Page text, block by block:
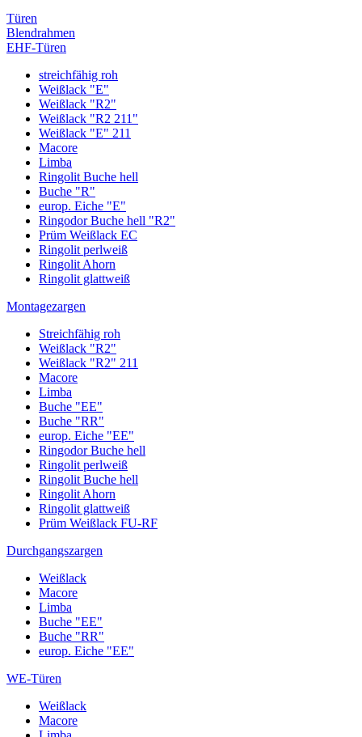
Türen
Blendrahmen
EHF-Türen
streichfähig roh
Weißlack "E"
Weißlack "R2"
Weißlack "R2 211"
Weißlack "E" 211
Macore
Limba
Ringolit Buche hell
Buche "R"
europ. Eiche "E"
Ringodor Buche hell "R2"
Prüm Weißlack EC
Ringolit perlweiß
Ringolit Ahorn
Ringolit glattweiß
Montagezargen
Streichfähig roh
Weißlack "R2"
Weißlack "R2" 211
Macore
Limba
Buche "EE"
Buche "RR"
europ. Eiche "EE"
Ringodor Buche hell
Ringolit perlweiß
Ringolit Buche hell
Ringolit Ahorn
Ringolit glattweiß
Prüm Weißlack FU-RF
Durchgangszargen
Weißlack
Macore
Limba
Buche "EE"
Buche "RR"
europ. Eiche "EE"
WE-Türen
Weißlack
Macore